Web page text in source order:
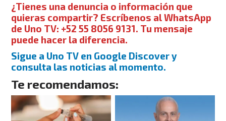
¿Tienes una denuncia o información que
quieras compartir? Escríbenos al WhatsApp
de Uno TV: +52 55 8056 9131. Tu mensaje
puede hacer la diferencia.
Sigue a Uno TV en Google Discover y
consulta las noticias al momento.
Te recomendamos: